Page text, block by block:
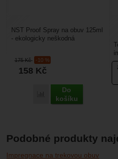
175Kč -10 %
158 Kč
Porovnat
Do
košíku
NST Proof Spray na obuv 125ml
- ekologicky neškodná
nebo velurové (semišové)...
Podobné produkty
Impregnace na trekovou obuv